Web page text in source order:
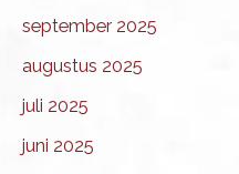
september 2025
augustus 2025
juli 2025
juni 2025